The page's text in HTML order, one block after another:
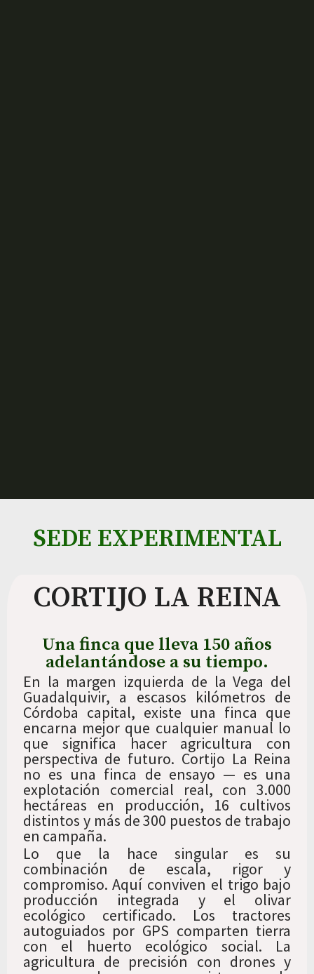
SEDE EXPERIMENTAL
CORTIJO LA REINA
Una finca que lleva 150 años
adelantándose a su tiempo.
En la margen izquierda de la Vega del
Guadalquivir, a escasos kilómetros de
Córdoba capital, existe una finca que
encarna mejor que cualquier manual lo
que significa hacer agricultura con
perspectiva de futuro. Cortijo La Reina
no es una finca de ensayo — es una
explotación comercial real, con 3.000
hectáreas en producción, 16 cultivos
distintos y más de 300 puestos de trabajo
en campaña.
Lo que la hace singular es su
combinación de escala, rigor y
compromiso. Aquí conviven el trigo bajo
producción integrada y el olivar
ecológico certificado. Los tractores
autoguiados por GPS comparten tierra
con el huerto ecológico social. La
agricultura de precisión con drones y